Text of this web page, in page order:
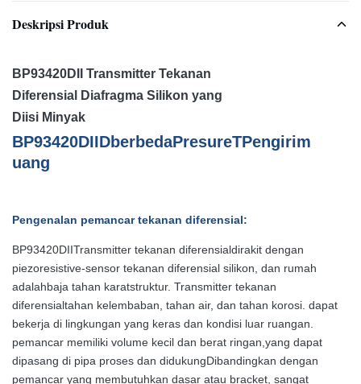
Deskripsi Produk
BP93420DII Transmitter Tekanan
Diferensial Diafragma Silikon yang
Diisi Minyak
BP93420DIIDberbedaPresureTPengirim
uang
Pengenalan pemancar tekanan diferensial:
BP93420DIITransmitter tekanan diferensialdirakit dengan
piezoresistive-sensor tekanan diferensial silikon, dan rumah
adalahbaja tahan karatstruktur. Transmitter tekanan
diferensialtahan kelembaban, tahan air, dan tahan korosi. dapat
bekerja di lingkungan yang keras dan kondisi luar ruangan.
pemancar memiliki volume kecil dan berat ringan,yang dapat
dipasang di pipa proses dan didukungDibandingkan dengan
pemancar yang membutuhkan dasar atau bracket, sangat